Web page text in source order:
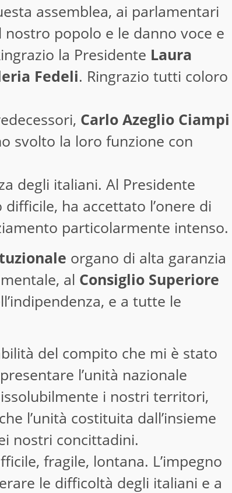
assemblea, ai parlamentari
popolo e le danno voce e
la Presidente Laura
Fedeli. Ringrazio tutti coloro
Carlo Azeglio Ciampi
svolto la loro funzione con
degli italiani. Al Presidente
ha accettato l’onere di
particolarmente intenso.
organo di alta garanzia
al Consiglio Superiore
e a tutte le
del compito che mi è stato
l’unità nazionale
i nostri territori,
l’unità costituita dall’insieme
nostri concittadini.
fragile, lontana. L’impegno
le difficoltà degli italiani e a